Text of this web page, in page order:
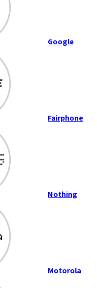
Google
Fairphone
Nothing
Motorola